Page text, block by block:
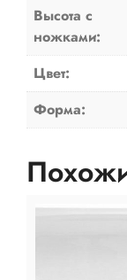
Высота с
ножками:
Цвет:
Форма: